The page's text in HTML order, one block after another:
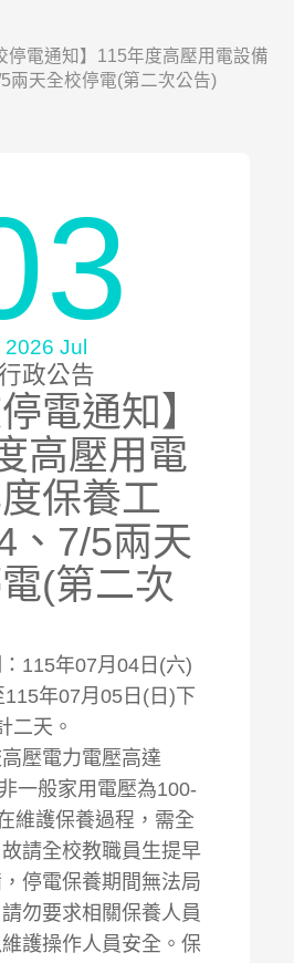
停電通知】115年度高壓用電設備
兩天全校停電(第二次公告)
2026 Jul
政公告
電通知】
高壓用電
保養工
、7/5兩天
(第二次
115年07月04日(六)
年07月05日(日)下
二天。
壓電力電壓高達
一般家用電壓為100-
維護保養過程，需全
請全校教職員生提早
停電保養期間無法局
勿要求相關保養人員
護操作人員安全。保